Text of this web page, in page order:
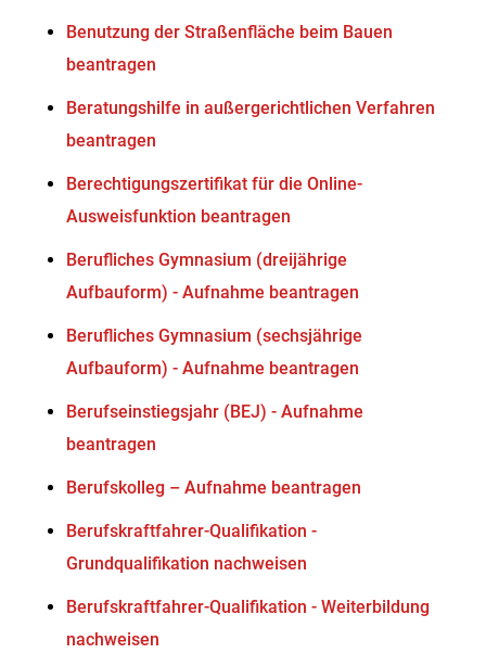
Benutzung der Straßenfläche beim Bauen
beantragen
Beratungshilfe in außergerichtlichen Verfahren
beantragen
Berechtigungszertifikat für die Online-
Ausweisfunktion beantragen
Berufliches Gymnasium (dreijährige
Aufbauform) - Aufnahme beantragen
Berufliches Gymnasium (sechsjährige
Aufbauform) - Aufnahme beantragen
Berufseinstiegsjahr (BEJ) - Aufnahme
beantragen
Berufskolleg – Aufnahme beantragen
Berufskraftfahrer-Qualifikation -
Grundqualifikation nachweisen
Berufskraftfahrer-Qualifikation - Weiterbildung
nachweisen